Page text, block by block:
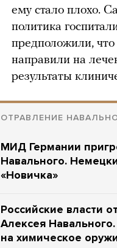
ему стало плохо.
политика
предположили,
направили на
результаты
ОТРАВЛЕНИЕ
МИД Германии
Навального.
«Новичка»
Российские власти
Алексея
на химическое